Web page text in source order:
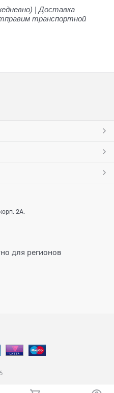
| Доставка
транспортной
2А.
для регионов